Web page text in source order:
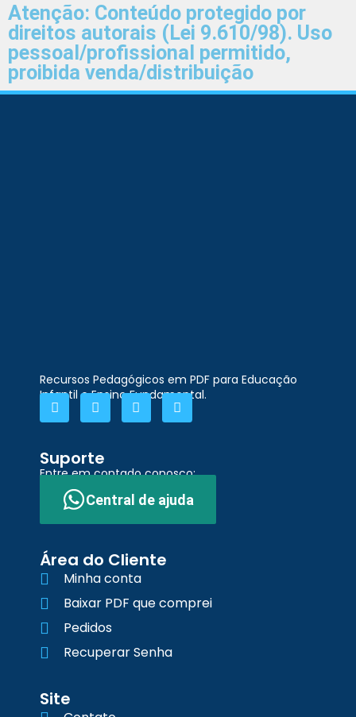
Atenção: Conteúdo protegido por
direitos autorais (Lei 9.610/98). Uso
pessoal/profissional permitido,
proibida venda/distribuição
Recursos Pedagógicos em PDF para Educação
Infantil e Ensino Fundamental.
Suporte
Entre em contado conosco:
Central de ajuda
Área do Cliente
Minha conta
Baixar PDF que comprei
Pedidos
Recuperar Senha
Site